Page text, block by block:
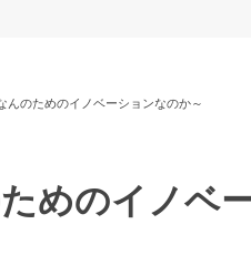
のためのイノベーションなのか～
めのイノベ